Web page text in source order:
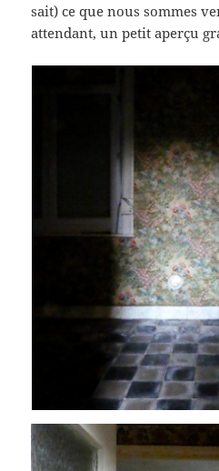
sait) ce que nous sommes
attendant, un petit aperçu